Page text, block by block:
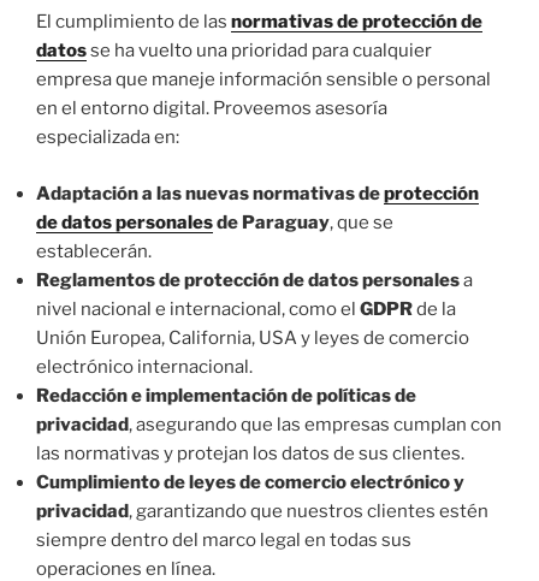
El cumplimiento de las normativas de protección de
datosse ha vuelto una prioridad para cualquier
empresa que maneje información sensible o personal
en el entorno digital. Proveemos asesoría
especializada en:
Adaptación a las nuevas normativas deprotección
de datos personalesde Paraguay, que se
establecerán.
Reglamentos de protección de datos personalesa
nivel nacional e internacional, como el GDPRde la
Unión Europea, California, USA y leyes de comercio
electrónico internacional.
Redacción e implementación de políticas de
privacidad, asegurando que las empresas cumplan con
las normativas y protejan los datos de sus clientes.
Cumplimiento de leyes de comercio electrónico y
privacidad, garantizando que nuestros clientes estén
siempre dentro del marco legal en todas sus
operaciones en línea.